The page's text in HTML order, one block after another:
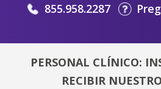
855.958.2287
PERSONAL CLÍNICO:
RECIBIR